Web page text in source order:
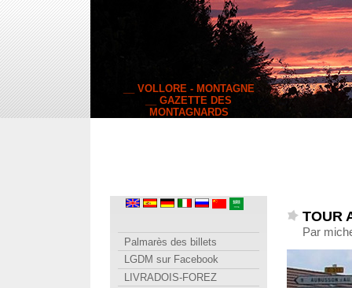
__ VOLLORE - MONTAGNE
__ GAZETTE DES
MONTAGNARDS
TOUR
Par
Palmarès des billets
LGDM sur Facebook
LIVRADOIS-FOREZ